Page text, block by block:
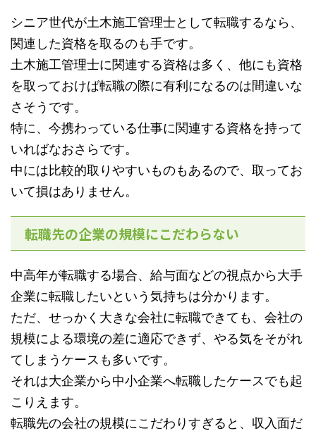
シニア世代が土木施工管理士として転職するなら、
関連した資格を取るのも手です。
土木施工管理士に関連する資格は多く、他にも資格
を取っておけば転職の際に有利になるのは間違いな
さそうです。
特に、今携わっている仕事に関連する資格を持って
いればなおさらです。
中には比較的取りやすいものもあるので、取ってお
いて損はありません。
転職先の企業の規模にこだわらない
中高年が転職する場合、給与面などの視点から大手
企業に転職したいという気持ちは分かります。
ただ、せっかく大きな会社に転職できても、会社の
規模による環境の差に適応できず、やる気をそがれ
てしまうケースも多いです。
それは大企業から中小企業へ転職したケースでも起
こりえます。
転職先の会社の規模にこだわりすぎると、収入面だ